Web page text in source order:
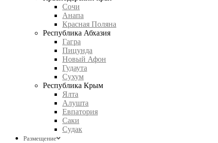
Сочи
Анапа
Красная Поляна
Республика Абхазия
Гагра
Пицунда
Новый Афон
Гудаута
Сухум
Республика Крым
Ялта
Алушта
Евпатория
Саки
Судак
Размещение